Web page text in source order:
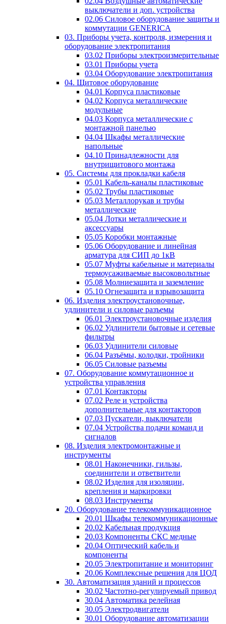
выключатели и доп. устройства
02.06 Силовое оборудование защиты и
коммутации GENERICA
03. Приборы учета, контроля, измерения и
оборудование электропитания
03.02 Приборы электроизмерительные
03.01 Приборы учета
03.04 Оборудование электропитания
04. Щитовое оборудование
04.01 Корпуса пластиковые
04.02 Корпуса металлические
модульные
04.03 Корпуса металлические с
монтажной панелью
04.04 Шкафы металлические
напольные
04.10 Принадлежности для
внутрищитового монтажа
05. Системы для прокладки кабеля
05.01 Кабель-каналы пластиковые
05.02 Трубы пластиковые
05.03 Металлорукав и трубы
металлические
05.04 Лотки металлические и
аксессуары
05.05 Коробки монтажные
05.06 Оборудование и линейная
арматура для СИП до 1кВ
05.07 Муфты кабельные и материалы
термоусаживаемые высоковольтные
05.08 Молниезащита и заземление
05.10 Огнезащита и взрывозащита
06. Изделия электроустановочные,
удлинители и силовые разъемы
06.01 Электроустановочные изделия
06.02 Удлинители бытовые и сетевые
фильтры
06.03 Удлинители силовые
06.04 Разъёмы, колодки, тройники
06.05 Силовые разъемы
07. Оборудование коммутационное и
устройства управления
07.01 Контакторы
07.02 Реле и устройства
дополнительные для контакторов
07.03 Пускатели, выключатели
07.04 Устройства подачи команд и
сигналов
08. Изделия электромонтажные и
инструменты
08.01 Наконечники, гильзы,
соединители и ответвители
08.02 Изделия для изоляции,
крепления и маркировки
08.03 Инструменты
20. Оборудование телекоммуникационное
20.01 Шкафы телекоммуникационные
20.02 Кабельная продукция
20.03 Компоненты СКС медные
20.04 Оптический кабель и
компоненты
20.05 Электропитание и мониторинг
20.06 Комплексные решения для ЦОД
30. Автоматизация зданий и процессов
30.02 Частотно-регулируемый привод
30.04 Автоматика релейная
30.05 Электродвигатели
30.01 Оборудование автоматизации